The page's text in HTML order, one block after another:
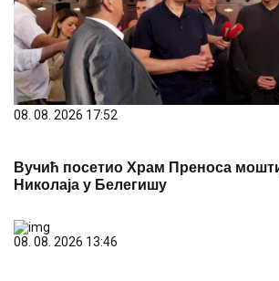
08. 08. 2026 17:52
Вучић посетио Храм Преноса
Николаја у Белегишу
08. 08. 2026 13:46